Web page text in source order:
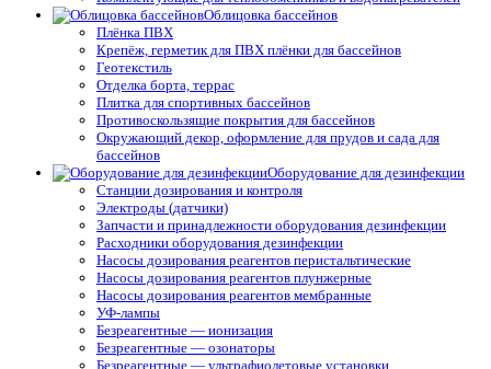
Облицовка бассейнов
Плёнка ПВХ
Крепёж, герметик для ПВХ плёнки для бассейнов
Геотекстиль
Отделка борта, террас
Плитка для спортивных бассейнов
Противоскользящие покрытия для бассейнов
Окружающий декор, оформление для прудов и сада для
бассейнов
Оборудование для дезинфекции
Станции дозирования и контроля
Электроды (датчики)
Запчасти и принадлежности оборудования дезинфекции
Расходники оборудования дезинфекции
Насосы дозирования реагентов перистальтические
Насосы дозирования реагентов плунжерные
Насосы дозирования реагентов мембранные
УФ-лампы
Безреагентные — ионизация
Безреагентные — озонаторы
Безреагентные — ультрафиолетовые установки